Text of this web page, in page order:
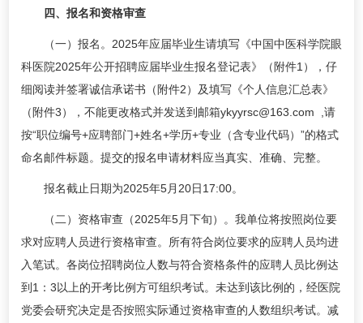
四、报名和资格审查
（一）报名。2025年应届毕业生请填写《中国中医科学院眼
科医院2025年公开招聘应届毕业生报名登记表》（附件1），仔
细阅读并签署诚信承诺书（附件2）及填写《个人信息汇总表》
（附件3），不能更改格式并发送到邮箱ykyyrsc@163.com ,请
按“职位编号+应聘部门+姓名+学历+专业（含专业代码）”的格式
命名邮件标题。提交的报名申请材料应当真实、准确、完整。
报名截止日期为2025年5月20日17:00。
（二）资格审查（2025年5月下旬）。我单位将按照岗位要
求对应聘人员进行资格审查。所有符合岗位要求的应聘人员均进
入笔试。各岗位招聘岗位人数与符合资格条件的应聘人员比例达
到1：3以上的开考比例方可组织考试。未达到该比例的，经医院
党委会研究决定是否按照实际通过资格审查的人数组织考试。减